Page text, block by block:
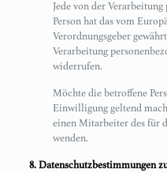
Jede von der
Person hat das vom
Verordnungsgeber
Verarbeitung
widerrufen.
Möchte die betroffene
Einwilligung geltend
einen Mitarbeiter des für
wenden.
8. Datenschutzbestimmungen